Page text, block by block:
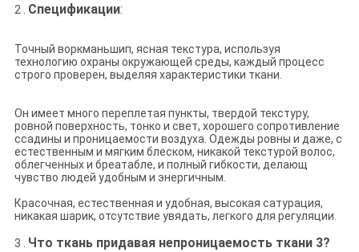
2 . Спецификации:
Точный воркманьшип, ясная текстура, используя
технологию охраны окружающей среды, каждый процесс
строго проверен, выделяя характеристики ткани.
Он имеет много переплетая пункты, твердой текстуру,
ровной поверхность, тонко и свет, хорошего сопротивление
ссадины и проницаемости воздуха. Одежды ровны и даже, с
естественным и мягким блеском, никакой текстурой волос,
облегченных и бреатабле, и полный гибкости, делающ
чувство людей удобным и энергичным.
Красочная, естественная и удобная, высокая сатурация,
никакая шарик, отсутствие увядать, легкого для регуляции.
3 . Что ткань придавая непроницаемость ткани 3?